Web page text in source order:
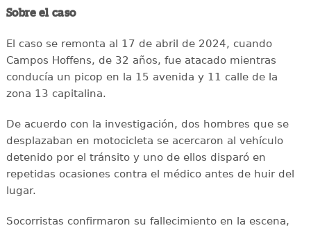
Sobre el caso
El caso se remonta al 17 de abril de 2024, cuando
Campos Hoffens, de 32 años, fue atacado mientras
conducía un picop en la 15 avenida y 11 calle de la
zona 13 capitalina.
De acuerdo con la investigación, dos hombres que se
desplazaban en motocicleta se acercaron al vehículo
detenido por el tránsito y uno de ellos disparó en
repetidas ocasiones contra el médico antes de huir del
lugar.
Socorristas confirmaron su fallecimiento en la escena,